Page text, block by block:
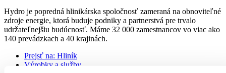
Hydro je popredná hlinikárska spoločnosť zameraná na obnoviteľné
zdroje energie, ktorá buduje podniky a partnerstvá pre trvalo
udržateľnejšiu budúcnosť. Máme 32 000 zamestnancov vo viac ako
140 prevádzkach a 40 krajinách.
Prejsť na: Hliník
Výrobky a služby